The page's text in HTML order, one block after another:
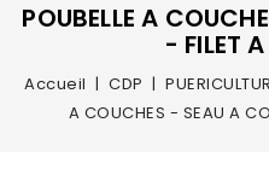
POUBELLE A
- FILET
Accueil CDP
A COUCHES - SEAU A